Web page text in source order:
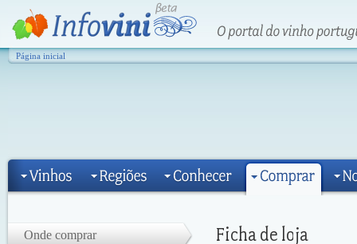
Página inicial
Onde comprar